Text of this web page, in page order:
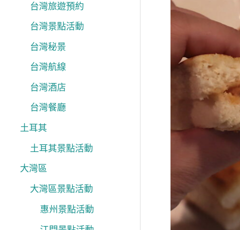
台灣旅遊預約
台灣景點活動
台灣秘景
台灣航線
台灣酒店
台灣餐廳
土耳其
土耳其景點活動
大灣區
大灣區景點活動
惠州景點活動